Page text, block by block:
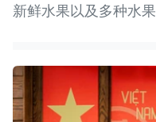
新鲜水果以及多种水